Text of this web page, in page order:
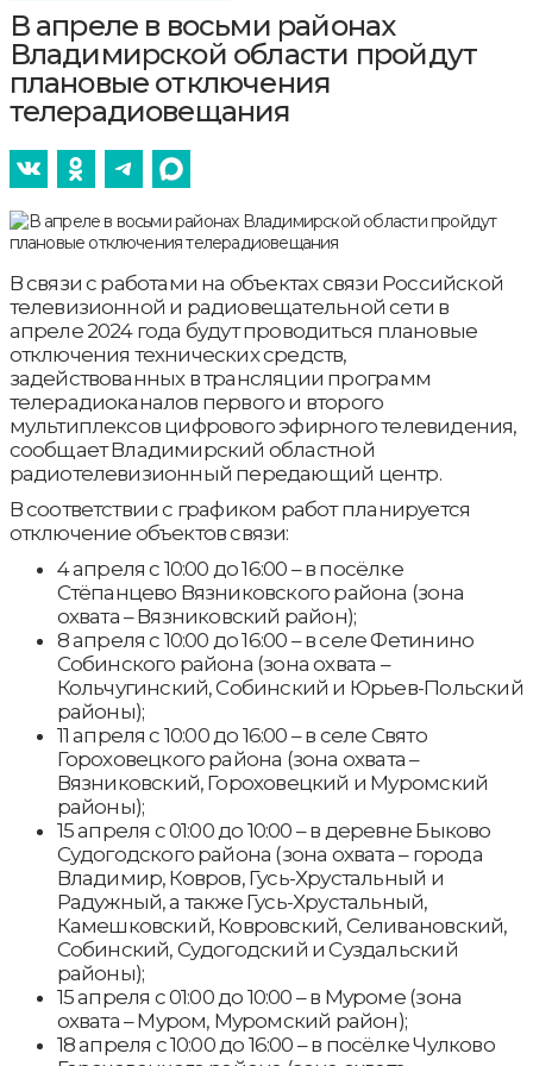
В апреле в восьми районах
Владимирской области пройдут
плановые отключения
телерадиовещания
В связи с работами на объектах связи Российской
телевизионной и радиовещательной сети в
апреле 2024 года будут проводиться плановые
отключения технических средств,
задействованных в трансляции программ
телерадиоканалов первого и второго
мультиплексов цифрового эфирного телевидения,
сообщает Владимирский областной
радиотелевизионный передающий центр.
В соответствии с графиком работ планируется
отключение объектов связи:
4 апреля с 10:00 до 16:00 – в посёлке
Стёпанцево Вязниковского района (зона
охвата – Вязниковский район);
8 апреля с 10:00 до 16:00 – в селе Фетинино
Собинского района (зона охвата –
Кольчугинский, Собинский и Юрьев-Польский
районы);
11 апреля с 10:00 до 16:00 – в селе Свято
Гороховецкого района (зона охвата –
Вязниковский, Гороховецкий и Муромский
районы);
15 апреля с 01:00 до 10:00 – в деревне Быково
Судогодского района (зона охвата – города
Владимир, Ковров, Гусь-Хрустальный и
Радужный, а также Гусь-Хрустальный,
Камешковский, Ковровский, Селивановский,
Собинский, Судогодский и Суздальский
районы);
15 апреля с 01:00 до 10:00 – в Муроме (зона
охвата – Муром, Муромский район);
18 апреля с 10:00 до 16:00 – в посёлке Чулково